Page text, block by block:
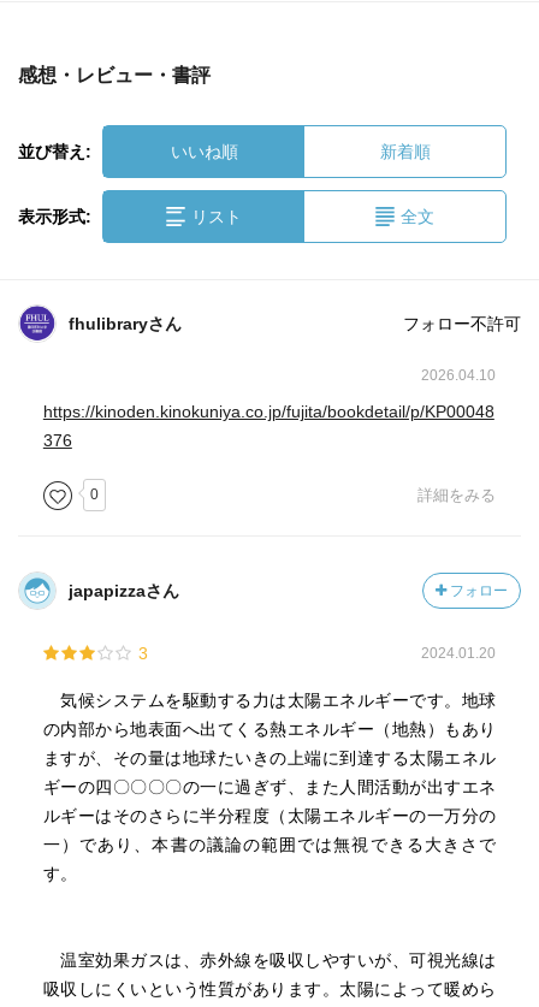
感想・レビュー・書評
並び替え: いいね順 新着順
表示形式: リスト 全文
fhulibraryさん フォロー不許可
2026.04.10
https://kinoden.kinokuniya.co.jp/fujita/bookdetail/p/KP00048
376
0 詳細をみる
japapizzaさん フォロー
3 2024.01.20
気候システムを駆動する力は太陽エネルギーです。地球
の内部から地表面へ出てくる熱エネルギー（地熱）もあり
ますが、その量は地球たいきの上端に到達する太陽エネル
ギーの四〇〇〇〇の一に過ぎず、また人間活動が出すエネ
ルギーはそのさらに半分程度（太陽エネルギーの一万分の
一）であり、本書の議論の範囲では無視できる大きさで
す。
温室効果ガスは、赤外線を吸収しやすいが、可視光線は
吸収しにくいという性質があります。太陽によって暖めら